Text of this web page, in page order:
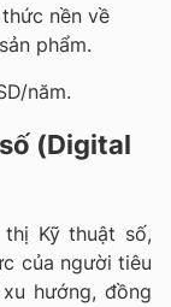
nền về
phẩm.
năm.
(Digital
Kỹ thuật số,
của người tiêu
hướng, đồng